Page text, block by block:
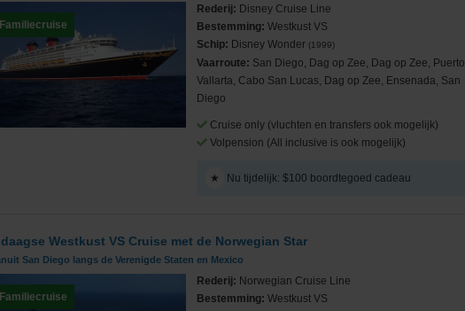
Familiecruise
Rederij: Disney Cruise Line
Bestemming:Westkust VS
Schip: Disney Wonder (1999)
Vaarroute: San Diego, Dag op Zee, Dag op Zee, Puerto
Vallarta, Cabo San Lucas, Dag op Zee, Ensenada, San
Diego
Cruise only (vluchten en transfers ook mogelijk)
Volpension (All inclusive is ook mogelijk)
★ Nu tijdelijk: $100 boordtegoed cadeau
Westkust VS Cruise met de Norwegian Star
San Diego langs de Verenigde Staten en Mexico
Familiecruise
Rederij: Norwegian Cruise Line
Bestemming:Westkust VS